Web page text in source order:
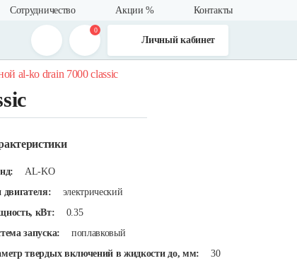
Сотрудничество Акции % Контакты
0
Личный кабинет
al-ko drain 7000 classic
AL-KO
двигателя:
электрический
кВт:
0.35
запуска:
поплавковый
твердых включений в жидкости до, мм:
30